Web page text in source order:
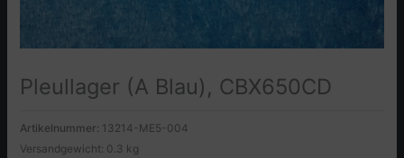
Pleullager (A Blau), CBX650CD
Artikelnummer: 13214-ME5-004
Versandgewicht: 0.3 kg